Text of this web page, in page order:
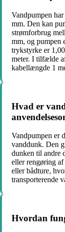
Vandpumpen
mm. Den kan
strømforbrug
mm, og pumpen
trykstyrke er
meter. I tilfælde
kabellængde 1
Hvad er
Vandpumpen er
vanddunk. Den
dunken til andre
eller rengøring
eller bådture,
transporterende
Hvordan